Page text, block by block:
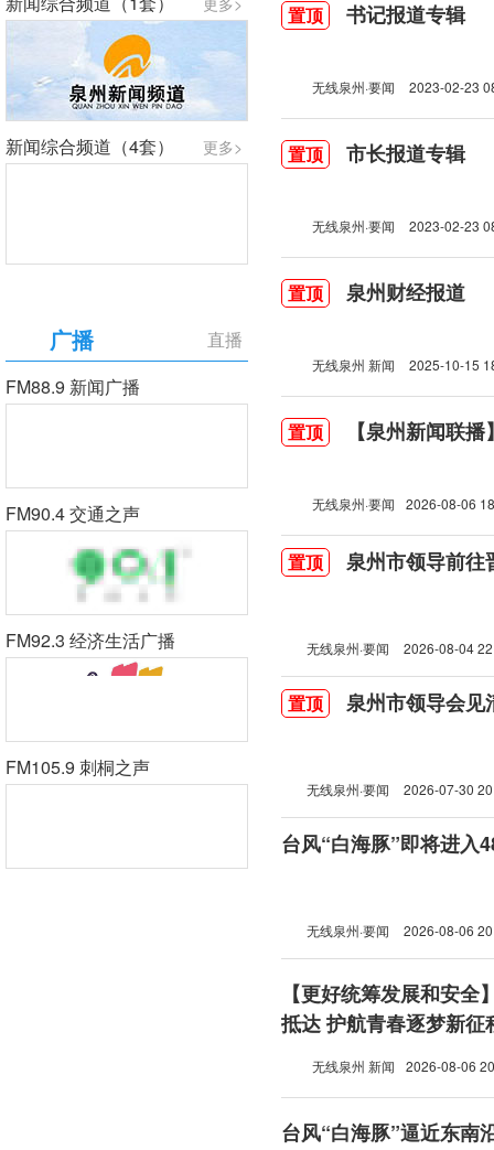
更多>
新闻综合频道（4套）
直播
广播
FM88.9 新闻广播
FM90.4 交通之声
FM92.3 经济生活广播
FM105.9 刺桐之声
置顶 书记报道专辑
无线泉州·要闻 2023-02-23
置顶 市长报道专辑
无线泉州·要闻 2023-02-23
置顶 泉州财经报道
无线泉州 新闻 2025-10-15
置顶 【泉州新闻联
无线泉州·要闻 2026-08-06
置顶 泉州市领导前往
无线泉州·要闻 2026-08-04
置顶 泉州市领导会见
无线泉州·要闻 2026-07-30
台风“白海豚”即将进入
无线泉州·要闻 2026-08-06
【更好统筹发展和安全
抵达 护航青春逐梦新征
无线泉州 新闻 2026-08-06
台风“白海豚”逼近东南